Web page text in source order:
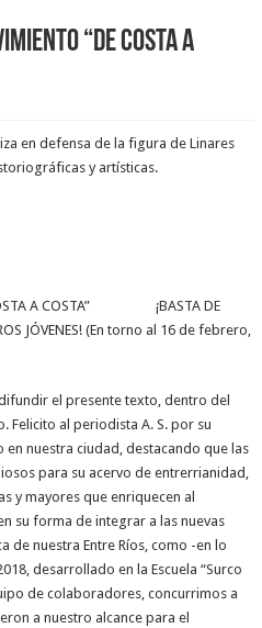
“de Costa a
en defensa de la figura de Linares
y artísticas.
COSTA A COSTA” ¡BASTA DE
JÓVENES! (En torno al 16 de febrero,
el presente texto, dentro del
Felicito al periodista A. S. por su
en nuestra ciudad, destacando que las
para su acervo de entrerrianidad,
y mayores que enriquecen al
su forma de integrar a las nuevas
de nuestra Entre Ríos, como -en lo
desarrollado en la Escuela “Surco
de colaboradores, concurrimos a
a nuestro alcance para el